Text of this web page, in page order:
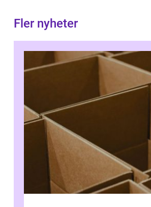
Fler nyheter